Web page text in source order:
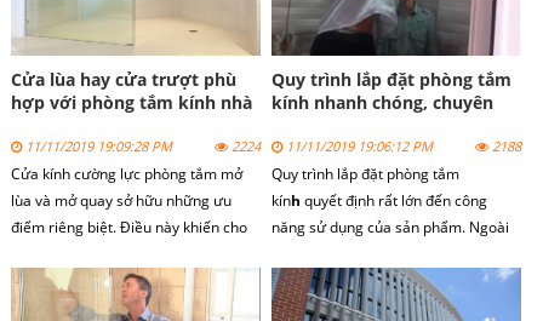
Cửa lùa hay cửa trượt phù
hợp với phòng tắm kính nhà
11/11/2019 19:09:28 PM 2224
Cửa kính cường lực phòng tắm mở
lùa và mở quay sở hữu những ưu
điểm riêng biệt. Điều này khiến cho
nên lắp đặt dòng sản phẩm nào. Để
tìm được câu trả lời cho mình, bạn
Quy trình lắp đặt phòng tắm
kính nhanh chóng, chuyên
11/11/2019 19:06:12 PM 2188
Quy trình lắp đặt phòng tắm
kính quyết định rất lớn đến công
năng sử dụng của sản phẩm. Ngoài
tiếp đến vẻ đẹp thẩm mỹ của không
gian lắp đặt. Chính vì vậy bạn cần